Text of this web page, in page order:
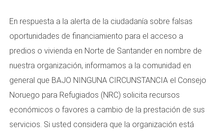
En respuesta a la alerta de la ciudadanía sobre falsas
oportunidades de financiamiento para el acceso a
predios o vivienda en Norte de Santander en nombre de
nuestra organización, informamos a la comunidad en
general que BAJO NINGUNA CIRCUNSTANCIA el Consejo
Noruego para Refugiados (NRC) solicita recursos
económicos o favores a cambio de la prestación de sus
servicios. Si usted considera que la organización está